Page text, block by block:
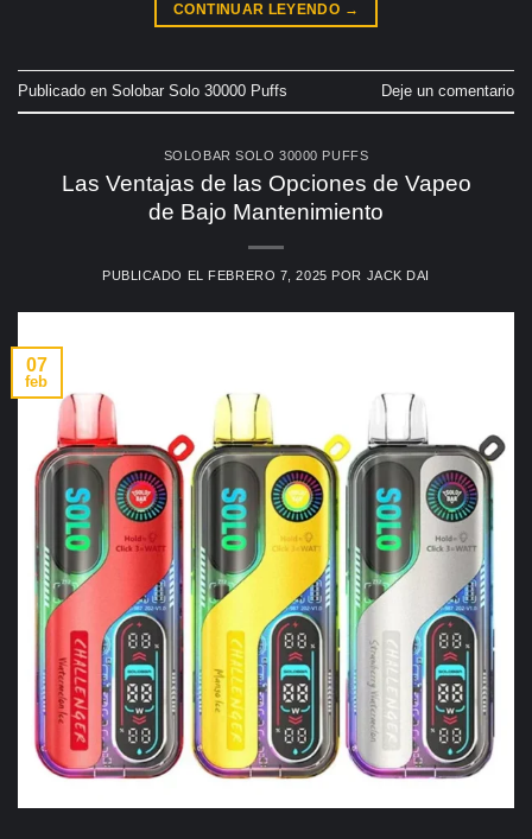
CONTINUAR LEYENDO →
Publicado en Solobar Solo 30000 Puffs Deje un comentario
SOLOBAR SOLO 30000 PUFFS
Las Ventajas de las Opciones de Vapeo
de Bajo Mantenimiento
PUBLICADO EL FEBRERO 7, 2025 POR JACK DAI
07
feb